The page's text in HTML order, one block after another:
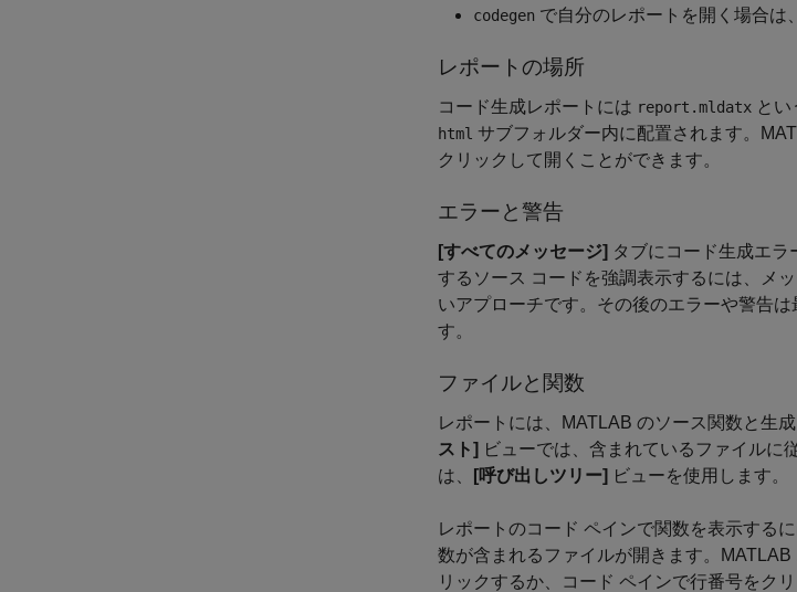
codegen で自分のレポートを開く場合は、
レポートの場所
コード生成レポートには report.mldatx と
html サブフォルダー内に配置されます。
クリックして開くことができます。
エラーと警告
[すべてのメッセージ] タブにコード生成エ
するソース コードを強調表示するには、メ
いアプローチです。その後のエラーや警告
す。
ファイルと関数
レポートには、MATLAB のソース関数と生
スト] ビューでは、含まれているファイルに
は、
[呼び出しツリー] ビューを使用します。
レポートのコード ペインで関数を表示する
数が含まれるファイルが開きます。
リックするか、コード ペインで行番号をクリ